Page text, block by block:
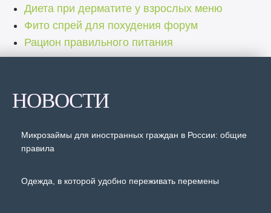
Диета при дерматите у взрослых меню
Фито спрей для похудения форум
Рацион правильного питания
НОВОСТИ
Микрозаймы для иностранных граждан в России: общие
правила
Одежда, в которой удобно переживать перемены